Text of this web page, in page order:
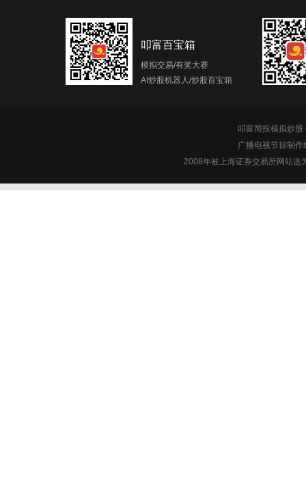
叩富百宝箱
模拟交易/有奖大赛
AI炒股机器人/炒股百宝箱
叩富简投模拟炒
广播电视节目制
2008年被上海证券交易所网站选